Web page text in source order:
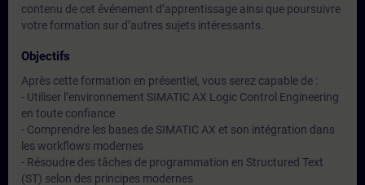
contenu de cet événement d’apprentissage ainsi que poursuivre
votre formation sur d’autres sujets intéressants.
Objectifs
Après cette formation en présentiel, vous serez capable de :
- Utiliser l’environnement SIMATIC AX Logic Control Engineering
en toute confiance
- Comprendre les bases de SIMATIC AX et son intégration dans
les workflows modernes
- Résoudre des tâches de programmation en Structured Text
(ST) selon des principes modernes